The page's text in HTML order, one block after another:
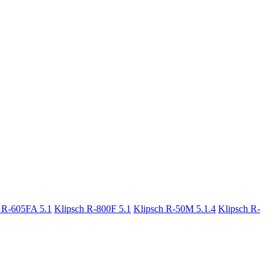
605FA 5.1 Klipsch R-800F 5.1 Klipsch R-50M 5.1.4 Klipsch R-